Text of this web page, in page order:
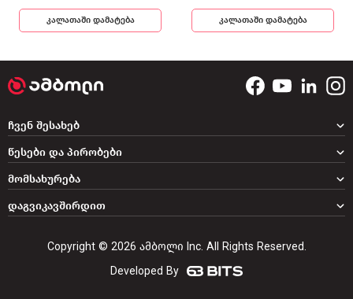
კალათაში დამატება კალათაში დამატება
დაგვიკავშირდით
ჩვენ შესახებ
წესები და პირობები
მომსახურება
Copyright © 2026 ამბოლი Inc. All Rights Reserved.
Developed By